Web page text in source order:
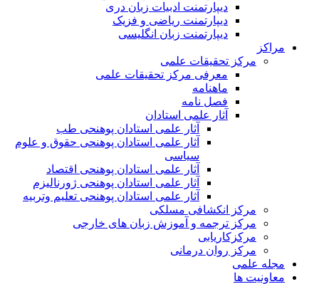
دیپارتمنت ادبیات زبان دری
دیپارتمنت ریاضی و فزیک
دیپارتمنت زبان انگلیسی
مراکز
مرکز تحقیقات علمی
معرفی مرکز تحقیقات علمی
ماهنامه
فصل نامه
آثار علمی استادان
آثار علمی استادان پوهنحی طب
آثار علمی استادان پوهنحی حقوق و علوم
سیاسی
آثار علمی استادان پوهنحی اقتصاد
آثار علمی استادان پوهنحی ژورنالیزم
آثار علمی استادان پوهنحی تعلیم وتربیه
مرکز انکشافی مسلکی
مرکز ترجمه و آموزش زبان های خارجی
مرکزکاریابی
مرکز روان درمانی
مجله علمی
معاونیت ها